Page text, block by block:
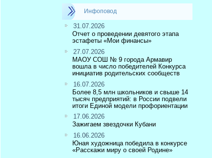
Инфоповод
31.07.2026
Отчет о проведении девятого этапа
эстафеты «Мои финансы»
27.07.2026
МАОУ СОШ № 9 города Армавир
вошла в число победителей Конкурса
инициатив родительских сообществ
16.07.2026
Более 8,5 млн школьников и свыше 14
тысяч предприятий: в России подвели
итоги Единой модели профориентации
17.06.2026
Зажигаем звездочки Кубани
16.06.2026
Юная художница победила в конкурсе
«Расскажи миру о своей Родине»